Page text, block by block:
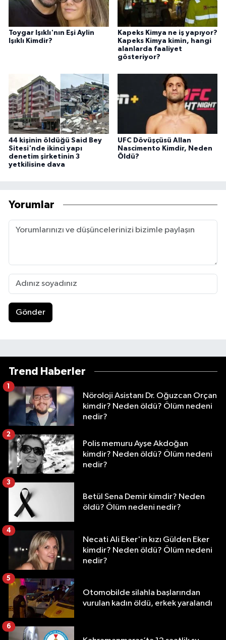
Toygar Işıklı'nın Eşi Aylin
Işıklı Kimdir?
Kapeks Kimya ne iş yapıyor?
Kapeks Kimya kimin, hangi
alanlarda faaliyet
gösteriyor?
44 kişinin öldüğü Said Bey
Sitesi'nde ikinci yapı
denetim şirketinin 3
yetkilisine dava
UFC Dövüşçüsü Allan
Nascimento Kimdir, Neden
Öldü?
Yorumlar
Gönder
Trend Haberler
Nöroloji Asistanı Dr. Oğuzcan Orçan
kimdir? Neden öldü? Ölüm nedeni
nedir?
1
Polis memuru Ayşe Akdoğan
kimdir? Neden öldü? Ölüm nedeni
nedir?
2
Betül Sena Demir kimdir? Neden
öldü? Ölüm nedeni nedir?
3
Necati Ali Eker'in kızı Gülden Eker
kimdir? Neden öldü? Ölüm nedeni
nedir?
4
Otomobilde silahla başlarından
vurulan kadın öldü, erkek yaralandı
5
6